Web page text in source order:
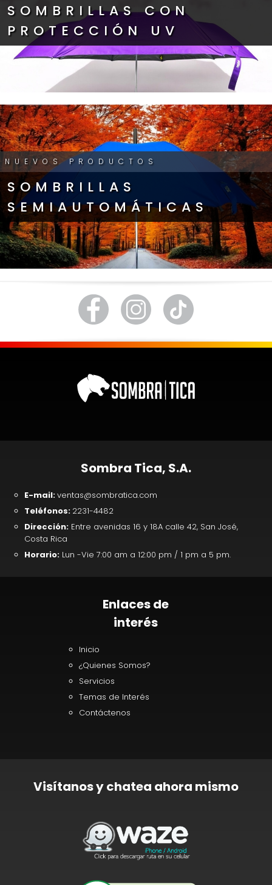
SOMBRILLAS CON
PROTECCIÓN UV
NUEVOS PRODUCTOS
SOMBRILLAS
SEMIAUTOMÁTICAS
Sombra Tica, S.A.
E-mail:ventas@sombratica.com
Teléfonos: 2231-4482
Dirección: Entre avenidas 16 y 18A calle 42, San José,
Costa Rica
Horario: Lun -Vie 7:00 am a 12:00 pm / 1 pm a 5 pm.
Enlaces de
interés
Inicio
¿Quienes Somos?
Servicios
Temas de Interés
Contáctenos
Visítanos y chatea ahora mismo